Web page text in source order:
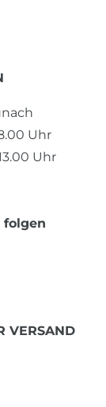
Uhr
Uhr
folgen
VERSAND